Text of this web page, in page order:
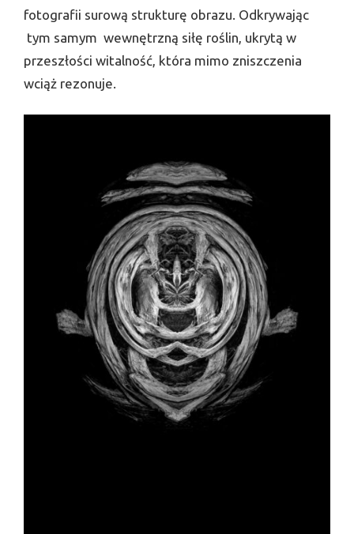
fotografii surową strukturę obrazu. Odkrywając
tym samym wewnętrzną siłę roślin, ukrytą w
przeszłości witalność, która mimo zniszczenia
wciąż rezonuje.